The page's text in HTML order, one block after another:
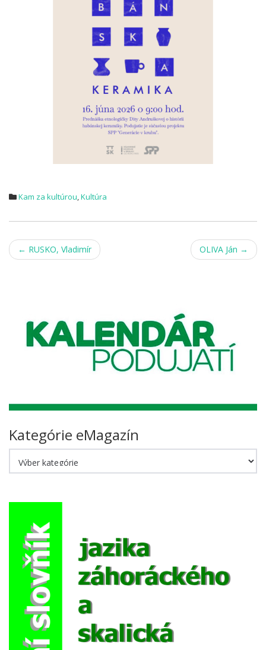
Kam za kultúrou,Kultúra
Post
← RUSKO, Vladimír OLIVA Ján →
Kategórie eMagazín
eMagazín